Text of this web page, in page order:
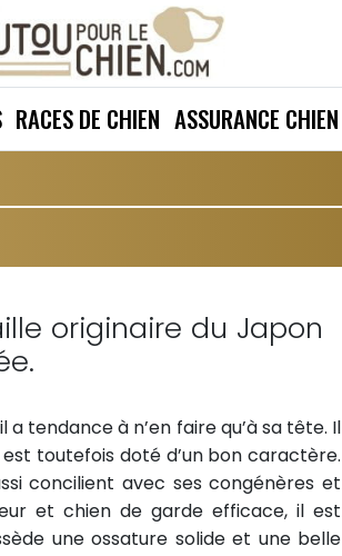
RACES DE CHIEN ASSURANCE CHIEN
originaire du Japon
tendance à n’en faire qu’à sa tête. Il
toutefois doté d’un bon caractère.
concilient avec ses congénères et
et chien de garde efficace, il est
une ossature solide et une belle